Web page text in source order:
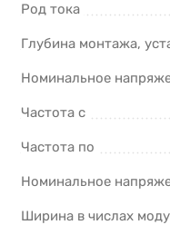
Род тока
Глубина монтажа,
Номинальное
Частота с
Частота по
Номинальное
Ширина в числах